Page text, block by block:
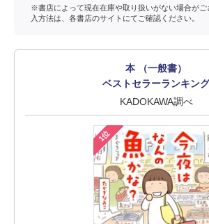
※書店によって現在在庫や取り扱いがない場合がご
入方法は、各書店のサイトにてご確認ください。
本 （一般書）
ベストセラーランキング
KADOKAWA調べ
1位